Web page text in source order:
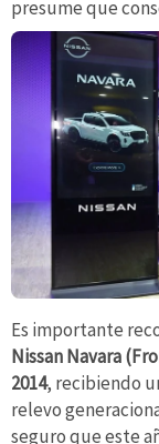
presume que
Es importante
Nissan Navara
2014, recibiendo
relevo
seguro que este